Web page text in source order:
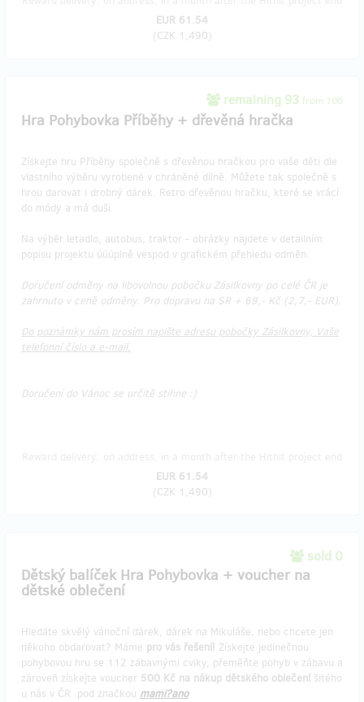
EUR 61.54
(CZK 1,490)
remaining 93 from 100
Hra Pohybovka Příběhy + dřevěná hračka
Získejte hru Příběhy společně s dřevěnou hračkou pro vaše děti dle
vlastního výběru vyrobené v chráněné dílně. Můžete tak společně s
hrou darovat i drobný dárek. Retro dřevěnou hračku, které se vrácí
do módy a má duši.
Na výběr letadlo, autobus, traktor - obrázky najdete v detailním
popisu projektu úúúplně vespod v grafickém přehledu odměn.
Doručení odměny na libovolnou pobočku Zásilkovny po celé ČR je
zahrnuto v ceně odměny. Pro dopravu na SR + 69,- Kč (2,7,- EUR).
Do poznámky nám prosím napište adresu pobočky Zásilkovny, Vaše
telefonní číslo a e-mail.
Doručení do Vánoc se určitě stihne :)
EUR 61.54
(CZK 1,490)
sold 0
Dětský balíček Hra Pohybovka + voucher na
dětské oblečení
Hledáte skvělý vánoční dárek, dárek na Mikuláše, nebo chcete jen
někoho obdarovat? Máme pro vás řešení! Získejte jedinečnou
pohybovou hru se 112 zábavnými cviky, přeměňte pohyb v zábavu a
zároveň získejte voucher 500 Kč na nákup dětského oblečení šitého
u nás v ČR pod značkou mami?ano